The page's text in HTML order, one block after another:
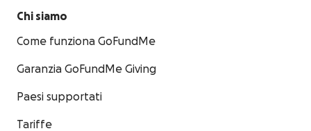
Chi siamo
Come funziona GoFundMe
Garanzia GoFundMe Giving
Paesi supportati
Tariffe